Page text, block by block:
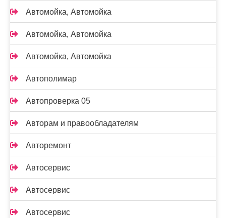
Автомойка, Автомойка
Автомойка, Автомойка
Автомойка, Автомойка
Автополимар
Автопроверка 05
Авторам и правообладателям
Авторемонт
Автосервис
Автосервис
Автосервис